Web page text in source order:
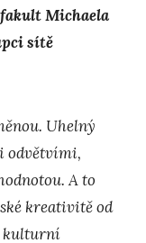
Michaela
sítě
Uhelný
odvětvími,
A to
kreativitě od
kulturní